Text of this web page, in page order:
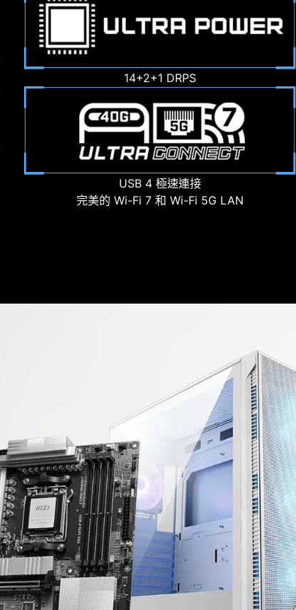
14+2+1 DRPS
USB 4 極速連接
完美的 Wi-Fi 7 和 Wi-Fi 5G LAN